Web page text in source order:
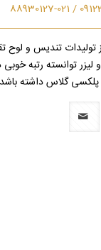
تندیس و لوح
لیزر توانسته رتبه
گلاس داشته